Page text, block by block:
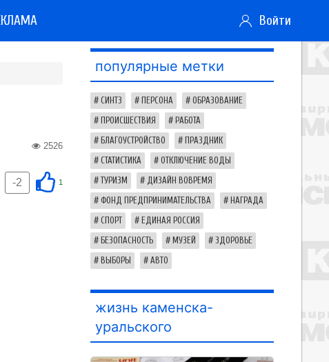
Войти
2526
1
-2
популярные метки
СИНТЗ ПЕРСОНА ОБРАЗОВАНИЕ
ПРОИСШЕСТВИЯ РАБОТА
БЛАГОУСТРОЙСТВО ПРАЗДНИК
СТАТИСТИКА ОТКЛЮЧЕНИЕ ВОДЫ
ТУРИЗМ ДИЗАЙН ВОВРЕМЯ
ФОНД ПРЕДПРИНИМАТЕЛЬСТВА НАГРАДА
СПОРТ ЕДИНАЯ РОССИЯ
БЕЗОПАСНОСТЬ МУЗЕЙ ЗДОРОВЬЕ
ВЫБОРЫ АВТО
жизнь каменска-
уральского